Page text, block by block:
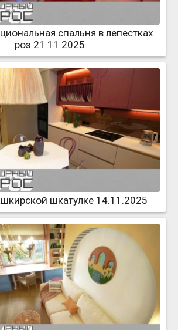
спальня в лепестках
роз 21.11.2025
шкатулке 14.11.2025